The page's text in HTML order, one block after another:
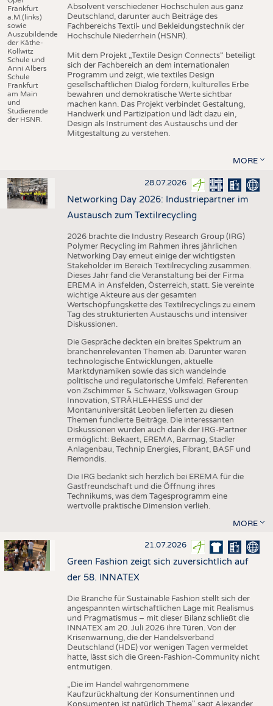
Frankfurt
a.M.(links)
sowie
Auszubildende
der Käthe-
Kollwitz
Schule und
Anni Albers
Schule
Frankfurt
am Main
und
Studierende
der HSNR.
Absolvent verschiedener Hochschulen aus ganz
Deutschland, darunter auch Beiträge des
Fachbereichs Textil- und Bekleidungstechnik der
Hochschule Niederrhein (HSNR).
Mit dem Projekt „Textile Design Connects“ beteiligt
sich der Fachbereich an dem internationalen
Programm und zeigt, wie textiles Design
gesellschaftlichen Dialog fördern, kulturelles Erbe
bewahren und demokratische Werte sichtbar
machen kann. Das Projekt verbindet Gestaltung,
Handwerk und Partizipation und lädt dazu ein,
Design als Instrument des Austauschs und der
Mitgestaltung zu verstehen.
MORE
28.07.2026
Networking Day 2026: Industriepartner im
Austausch zum Textilrecycling
2026 brachte die Industry Research Group (IRG)
Polymer Recycling im Rahmen ihres jährlichen
Networking Day erneut einige der wichtigsten
Stakeholder im Bereich Textilrecycling zusammen.
Dieses Jahr fand die Veranstaltung bei der Firma
EREMA in Ansfelden, Österreich, statt. Sie vereinte
wichtige Akteure aus der gesamten
Wertschöpfungskette des Textilrecyclings zu einem
Tag des strukturierten Austauschs und intensiver
Diskussionen.
Die Gespräche deckten ein breites Spektrum an
branchenrelevanten Themen ab. Darunter waren
technologische Entwicklungen, aktuelle
Marktdynamiken sowie das sich wandelnde
politische und regulatorische Umfeld. Referenten
von Zschimmer & Schwarz, Volkswagen Group
Innovation, STRÄHLE+HESS und der
Montanuniversität Leoben lieferten zu diesen
Themen fundierte Beiträge. Die interessanten
Diskussionen wurden auch dank der IRG-Partner
ermöglicht: Bekaert, EREMA, Barmag, Stadler
Anlagenbau, Technip Energies, Fibrant, BASF und
Remondis.
Die IRG bedankt sich herzlich bei EREMA für die
Gastfreundschaft und die Öffnung ihres
Technikums, was dem Tagesprogramm eine
wertvolle praktische Dimension verlieh.
MORE
21.07.2026
Green Fashion zeigt sich zuversichtlich auf
der 58. INNATEX
Die Branche für Sustainable Fashion stellt sich der
angespannten wirtschaftlichen Lage mit Realismus
und Pragmatismus – mit dieser Bilanz schließt die
INNATEX am 20. Juli 2026 ihre Türen. Von der
Krisenwarnung, die der Handelsverband
Deutschland (HDE) vor wenigen Tagen vermeldet
hatte, lässt sich die Green-Fashion-Community nicht
entmutigen.
„Die im Handel wahrgenommene
Kaufzurückhaltung der Konsumentinnen und